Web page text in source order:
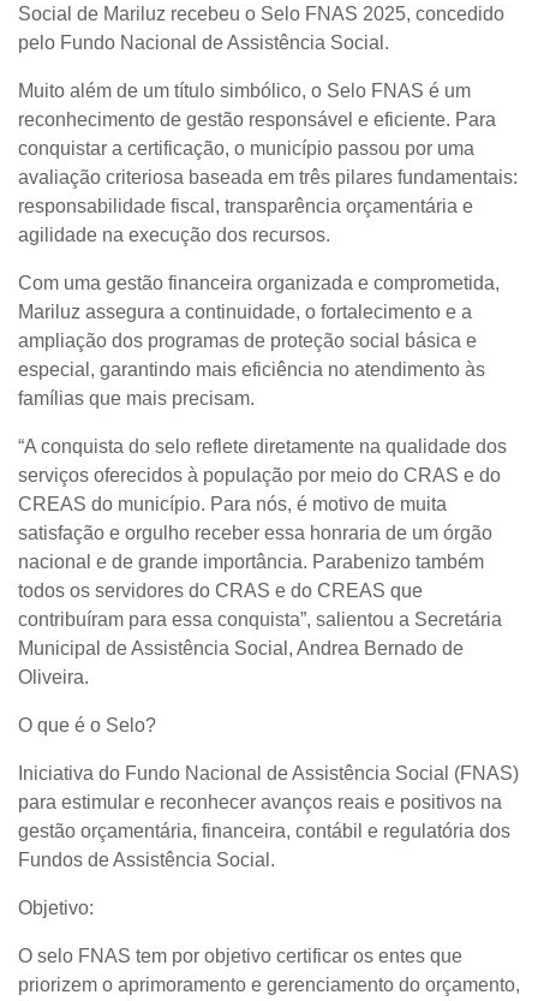
Social de Mariluz recebeu o Selo FNAS 2025, concedido
pelo Fundo Nacional de Assistência Social .
Muito além de um título simbólico, o Selo FNAS é um
reconhecimento de gestão responsável e eficiente. Para
conquistar a certificação, o município passou por uma
avaliação criteriosa baseada em três pilares fundamentais:
responsabilidade fiscal, transparência orçamentária e
agilidade na execução dos recursos.
Com uma gestão financeira organizada e comprometida,
Mariluz assegura a continuidade, o fortalecimento e a
ampliação dos programas de proteção social básica e
especial, garantindo mais eficiência no atendimento às
famílias que mais precisam.
“A conquista do selo reflete diretamente na qualidade dos
serviços oferecidos à população por meio do CRAS e do
CREAS do município. Para nós, é motivo de muita
satisfação e orgulho receber essa honraria de um órgão
nacional e de grande importância. Parabenizo também
todos os servidores do CRAS e do CREAS que
contribuíram para essa conquista”, salientou a Secretária
Municipal de Assistência Social, Andrea Bernado de
Oliveira.
O que é o Selo?
Iniciativa do Fundo Nacional de Assistência Social (FNAS)
para estimular e reconhecer avanços reais e positivos na
gestão orçamentária, financeira, contábil e regulatória dos
Fundos de Assistência Social.
Objetivo:
O selo FNAS tem por objetivo certificar os entes que
priorizem o aprimoramento e gerenciamento do orçamento,